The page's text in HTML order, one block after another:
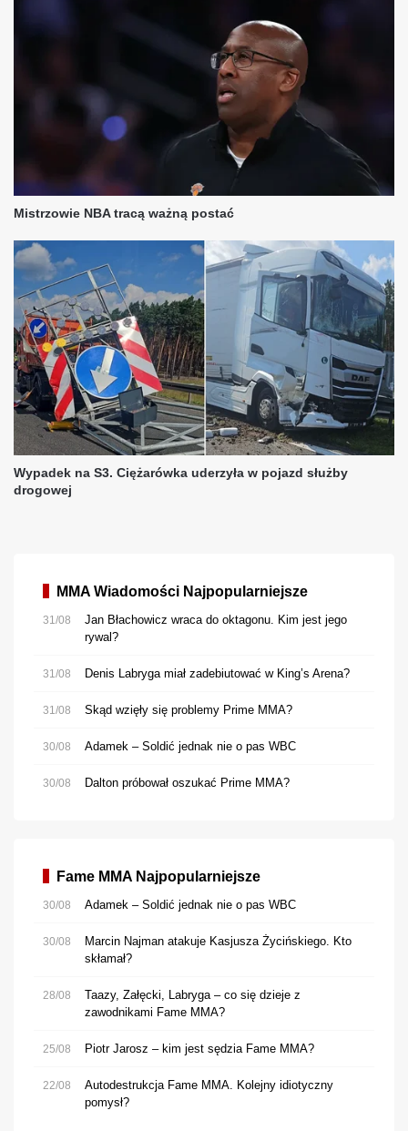
MMA Wiadomości Najpopularniejsze
31/08
Jan Błachowicz wraca do oktagonu. Kim jest jego
rywal?
31/08 Denis Labryga miał zadebiutować w King’s Arena?
31/08 Skąd wzięły się problemy Prime MMA?
30/08 Adamek – Soldić jednak nie o pas WBC
30/08 Dalton próbował oszukać Prime MMA?
Fame MMA Najpopularniejsze
30/08 Adamek – Soldić jednak nie o pas WBC
30/08
Marcin Najman atakuje Kasjusza Życińskiego. Kto
skłamał?
28/08
Taazy, Załęcki, Labryga – co się dzieje z
zawodnikami Fame MMA?
25/08 Piotr Jarosz – kim jest sędzia Fame MMA?
22/08
Autodestrukcja Fame MMA. Kolejny idiotyczny
pomysł?